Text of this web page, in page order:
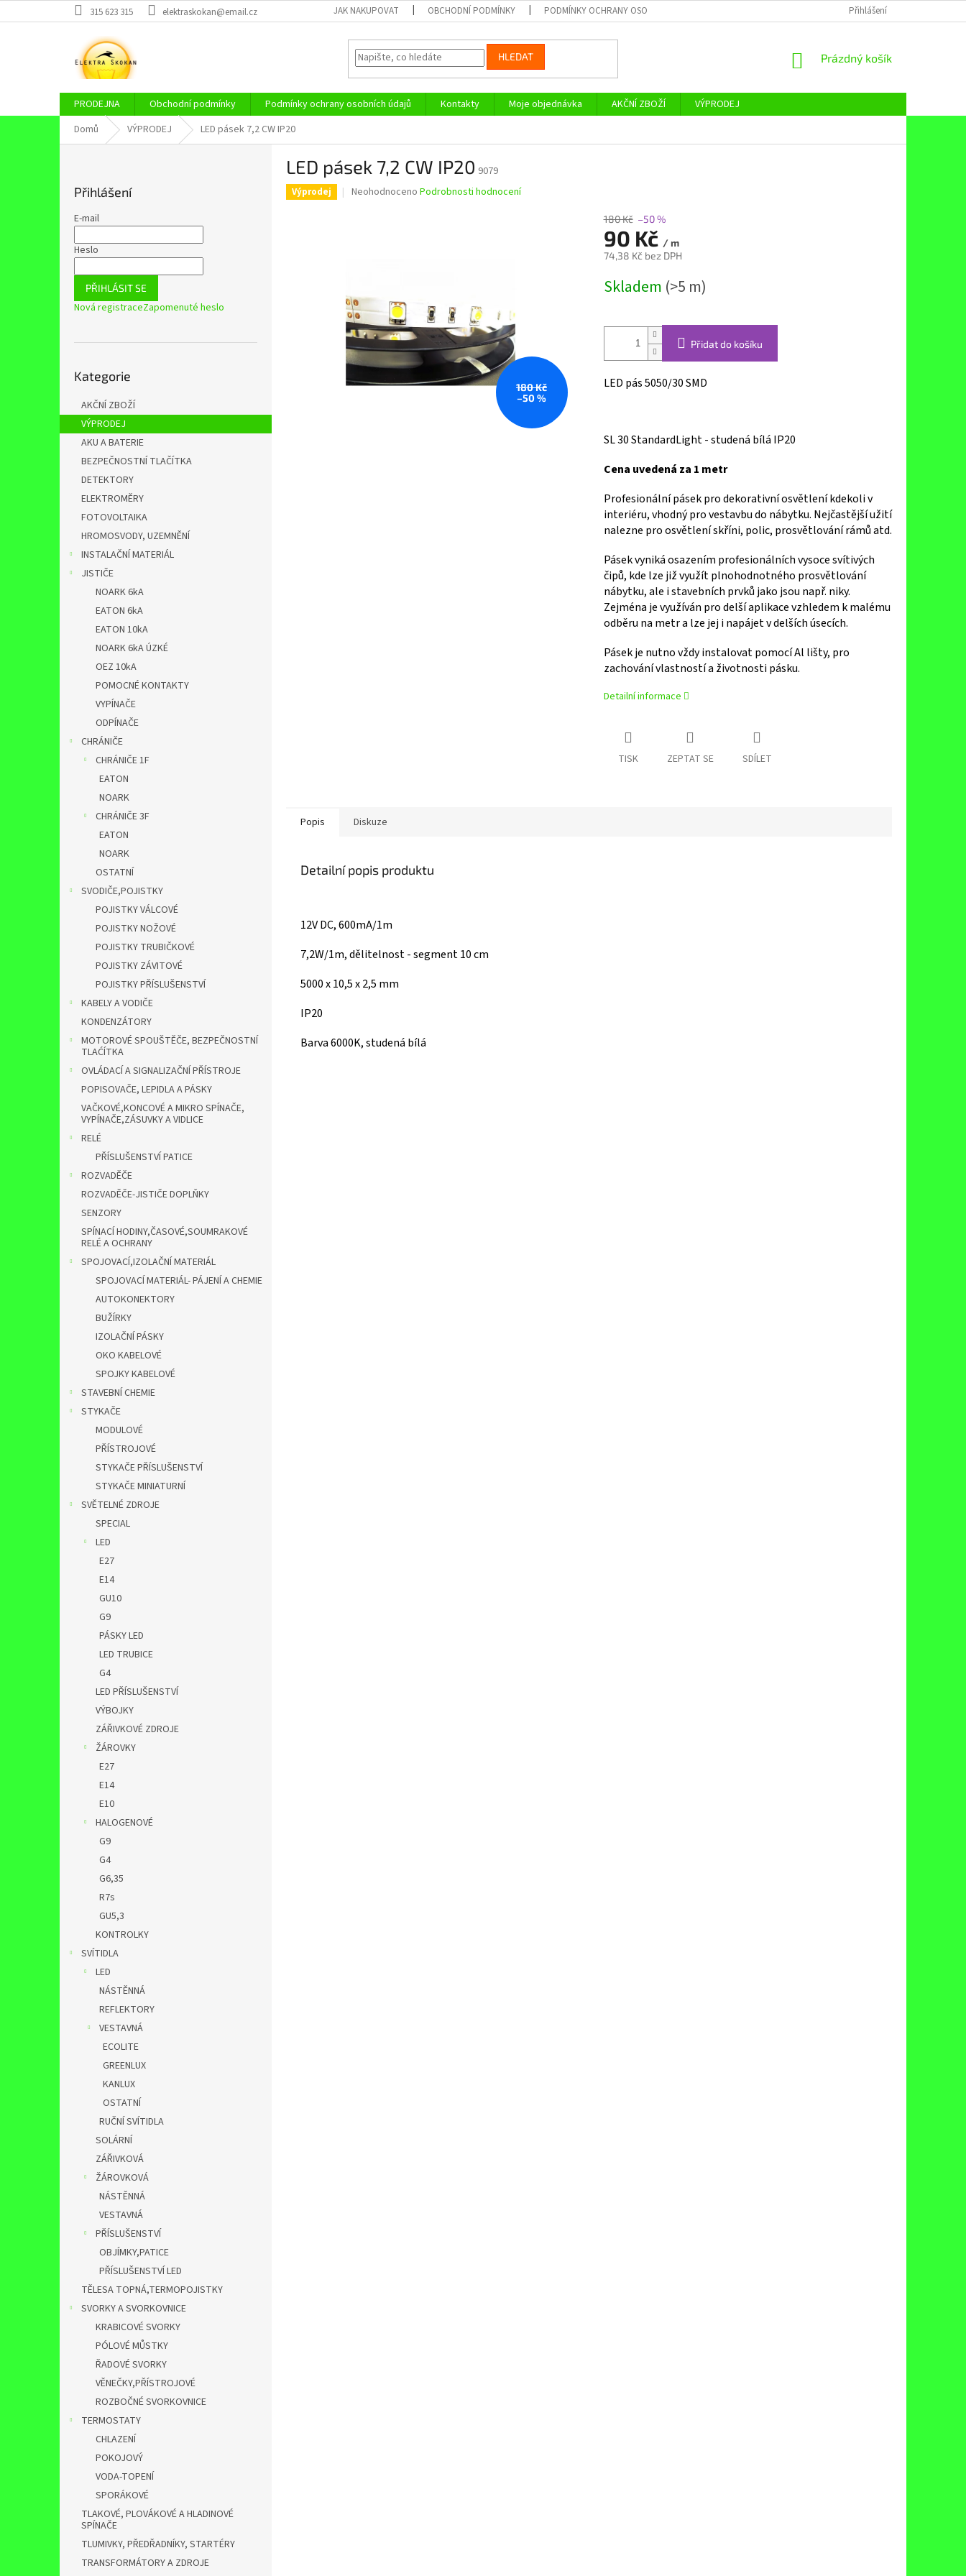
na
315 623 315 elektraskokan@email.cz JAK NAKUPOVAT OBCHODNÍ PODMÍNKY PODMÍNKY OCHRANY OSOBNÍCH ÚDAJŮ Přihlášení
HLEDAT
NÁKUPNÍ
Prázdný košík
PRODEJNA Obchodní podmínky Podmínky ochrany osobních údajů Kontakty Moje objednávka AKČNÍ ZBOŽÍ
VÝPRODEJ
Domů
VÝPRODEJ LED pásek 7,2 CW IP20
Přihlášení
E-mail
Heslo
PŘIHLÁSIT SE
Nová registraceZapomenuté heslo
kategorie
Kategorie
AKČNÍ ZBOŽÍ
VÝPRODEJ
AKU A BATERIE
BEZPEČNOSTNÍ TLAČÍTKA
DETEKTORY
ELEKTROMĚRY
FOTOVOLTAIKA
HROMOSVODY, UZEMNĚNÍ
INSTALAČNÍ MATERIÁL
JISTIČE
NOARK 6kA
EATON 6kA
EATON 10kA
NOARK 6kA ÚZKÉ
OEZ 10kA
POMOCNÉ KONTAKTY
VYPÍNAČE
ODPÍNAČE
CHRÁNIČE
CHRÁNIČE 1F
EATON
NOARK
CHRÁNIČE 3F
EATON
NOARK
OSTATNÍ
SVODIČE,POJISTKY
POJISTKY VÁLCOVÉ
POJISTKY NOŽOVÉ
POJISTKY TRUBIČKOVÉ
POJISTKY ZÁVITOVÉ
POJISTKY PŘÍSLUŠENSTVÍ
KABELY A VODIČE
KONDENZÁTORY
MOTOROVÉ SPOUŠTĚČE, BEZPEČNOSTNÍ
TLAĆÍTKA
OVLÁDACÍ A SIGNALIZAČNÍ PŘÍSTROJE
POPISOVAČE, LEPIDLA A PÁSKY
VAČKOVÉ,KONCOVÉ A MIKRO SPÍNAČE,
VYPÍNAČE,ZÁSUVKY A VIDLICE
RELÉ
PŘÍSLUŠENSTVÍ PATICE
ROZVADĚČE
ROZVADĚČE-JISTIČE DOPLŇKY
SENZORY
SPÍNACÍ HODINY,ČASOVÉ,SOUMRAKOVÉ
RELÉ A OCHRANY
SPOJOVACÍ,IZOLAČNÍ MATERIÁL
SPOJOVACÍ MATERIÁL- PÁJENÍ A CHEMIE
AUTOKONEKTORY
BUŽÍRKY
IZOLAČNÍ PÁSKY
OKO KABELOVÉ
SPOJKY KABELOVÉ
STAVEBNÍ CHEMIE
STYKAČE
MODULOVÉ
PŘÍSTROJOVÉ
STYKAČE PŘÍSLUŠENSTVÍ
STYKAČE MINIATURNÍ
SVĚTELNÉ ZDROJE
SPECIAL
LED
E27
E14
GU10
G9
PÁSKY LED
LED TRUBICE
G4
LED PŘÍSLUŠENSTVÍ
VÝBOJKY
ZÁŘIVKOVÉ ZDROJE
ŽÁROVKY
E27
E14
E10
HALOGENOVÉ
G9
G4
G6,35
R7s
GU5,3
KONTROLKY
SVÍTIDLA
LED
NÁSTĚNNÁ
REFLEKTORY
VESTAVNÁ
ECOLITE
GREENLUX
KANLUX
OSTATNÍ
RUČNÍ SVÍTIDLA
SOLÁRNÍ
ZÁŘIVKOVÁ
ŽÁROVKOVÁ
NÁSTĚNNÁ
VESTAVNÁ
PŘÍSLUŠENSTVÍ
OBJÍMKY,PATICE
PŘÍSLUŠENSTVÍ LED
TĚLESA TOPNÁ,TERMOPOJISTKY
SVORKY A SVORKOVNICE
KRABICOVÉ SVORKY
PÓLOVÉ MŮSTKY
ŘADOVÉ SVORKY
VĚNEČKY,PŘÍSTROJOVÉ
ROZBOČNÉ SVORKOVNICE
TERMOSTATY
CHLAZENÍ
POKOJOVÝ
VODA-TOPENÍ
SPORÁKOVÉ
TLAKOVÉ, PLOVÁKOVÉ A HLADINOVÉ
SPÍNAČE
TLUMIVKY, PŘEDŘADNÍKY, STARTÉRY
TRANSFORMÁTORY A ZDROJE
LED pásek 7,2 CW IP20 9079
Výprodej
Průměrné
Neohodnoceno Podrobnosti hodnocení
180 Kč
–50 %
180 Kč –50 %
90 Kč / m
74,38 Kč bez DPH
cena:
Skladem (>5 m)
Přidat do košíku
LED pás 5050/30 SMD
SL 30 StandardLight - studená bílá IP20
Cena uvedená za 1 metr
Profesionální pásek pro dekorativní osvětlení kdekoli v
interiéru, vhodný pro vestavbu do nábytku. Nejčastější užití
nalezne pro osvětlení skříni, polic, prosvětlování rámů atd.
Pásek vyniká osazením profesionálních vysoce svítivých
čipů, kde lze již využít plnohodnotného prosvětlování
nábytku, ale i stavebních prvků jako jsou např. niky.
Zejména je využíván pro delší aplikace vzhledem k malému
odběru na metr a lze jej i napájet v delších úsecích.
Pásek je nutno vždy instalovat pomocí Al lišty, pro
zachování vlastností a životnosti pásku.
Detailní informace
TISK ZEPTAT SE SDÍLET
Popis Diskuze
Detailní popis produktu
12V DC, 600mA/1m
7,2W/1m, dělitelnost - segment 10 cm
5000 x 10,5 x 2,5 mm
IP20
Barva 6000K, studená bílá